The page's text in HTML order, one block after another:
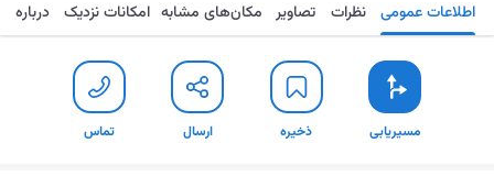
مسیریابی ذخیره ارسال تماس اطلاعات عمومی نظرات تصاویر مکان‌های مشابه امکانات نزدیک درباره
مسیریابی ذخیره ارسال تماس